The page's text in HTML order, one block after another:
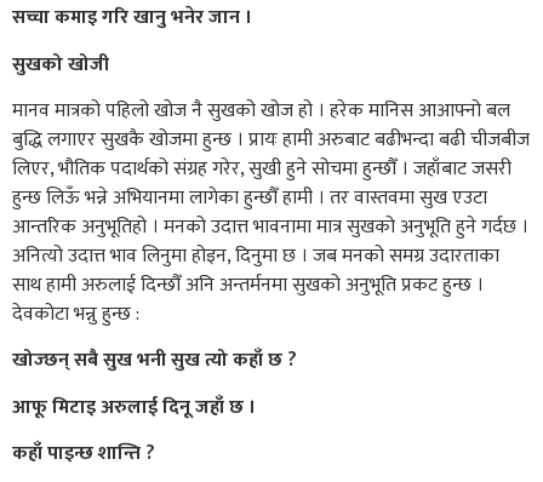
सच्चा कमाइ गरि खानु भनेर जान ।
सुखको खोजी
मानव मात्रको पहिलो खोज नै सुखको खोज हो । हरेक मानिस आआफ्नो बल
बुद्धि लगाएर सुखकै खोजमा हुन्छ । प्रायः हामी अरुबाट बढीभन्दा बढी चीजबीज
लिएर, भौतिक पदार्थको संग्रह गरेर, सुखी हुने सोचमा हुन्छौँ । जहाँबाट जसरी
हुन्छ लिऊँ भन्ने अभियानमा लागेका हुन्छौँ हामी । तर वास्तवमा सुख एउटा
आन्तरिक अनुभूतिहो । मनको उदात्त भावनामा मात्र सुखको अनुभूति हुने गर्दछ ।
अनित्यो उदात्त भाव लिनुमा होइन, दिनुमा छ । जब मनको समग्र उदारताका
साथ हामी अरुलाई दिन्छौँ अनि अन्तर्मनमा सुखको अनुभूति प्रकट हुन्छ ।
देवकोटा भन्नु हुन्छ :
खोज्छन् सबै सुख भनी सुख त्यो कहाँ छ ?
आफू मिटाइ अरुलाई दिनू जहाँ छ ।
कहाँ पाइन्छ शान्ति ?